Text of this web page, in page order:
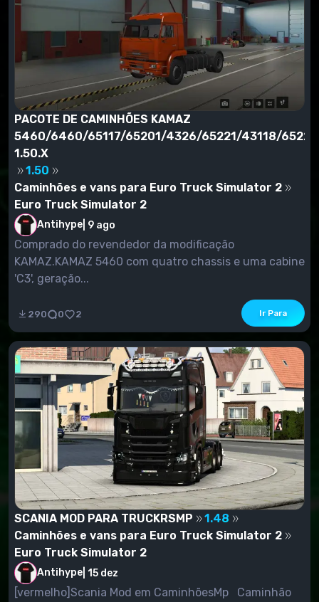
PACOTE DE CAMINHÕES KAMAZ
5460/6460/65117/65201/4326/65221/43118/65228
1.50.X
1.50
Caminhões e vans para Euro Truck Simulator 2
Euro Truck Simulator 2
Antihype 9 ago
Comprado do revendedor da modificação
KAMAZ.KAMAZ 5460 com quatro chassis e uma cabine
'C3', geração...
290 0 2 Ir Para
SCANIA MOD PARA TRUCKRSMP
1.48
Caminhões e vans para Euro Truck Simulator 2
Euro Truck Simulator 2
Antihype 15 dez
[vermelho]Scania Mod em CaminhõesMp Caminhão